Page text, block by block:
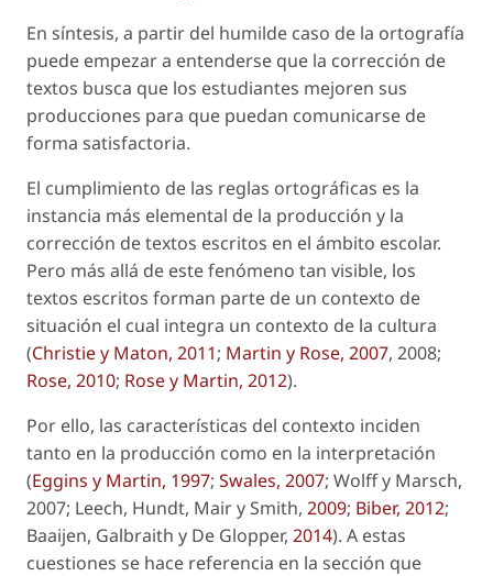
En síntesis, a partir del humilde caso de la ortografía
puede empezar a entenderse que la corrección de
textos busca que los estudiantes mejoren sus
producciones para que puedan comunicarse de
forma satisfactoria.
El cumplimiento de las reglas ortográficas es la
instancia más elemental de la producción y la
corrección de textos escritos en el ámbito escolar.
Pero más allá de este fenómeno tan visible, los
textos escritos forman parte de un contexto de
situación el cual integra un contexto de la cultura
(Christie y Maton, 2011; Martin y Rose, 2007, 2008;
Rose, 2010; Rose y Martin, 2012).
Por ello, las características del contexto inciden
tanto en la producción como en la interpretación
(Eggins y Martin, 1997; Swales, 2007; Wolff y Marsch,
2007; Leech, Hundt, Mair y Smith, 2009; Biber, 2012;
Baaijen, Galbraith y De Glopper, 2014). A estas
cuestiones se hace referencia en la sección que